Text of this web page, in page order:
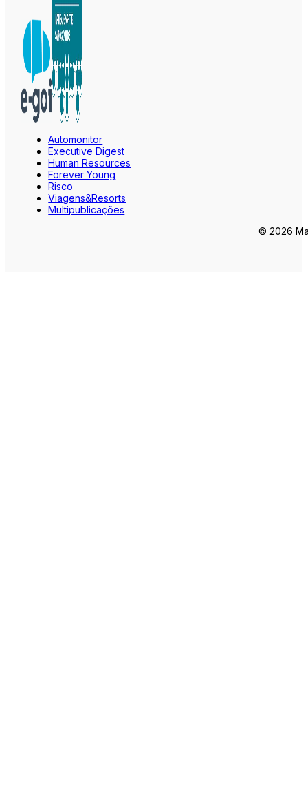
Automonitor
Executive Digest
Human Resources
Forever Young
Risco
Viagens&Resorts
Multipublicações
© 2026